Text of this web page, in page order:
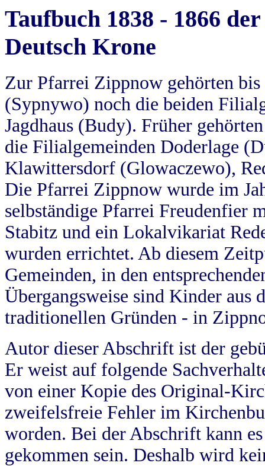
Taufbuch 1838 - 1866
Deutsch Krone
Zur Pfarrei Zippnow gehörten
(Sypnywo) noch die beiden
Jagdhaus (Budy). Früher
die Filialgemeinden Doderlage
Klawittersdorf (Glowaczewo),
Die Pfarrei Zippnow wurde im
selbständige Pfarrei Freudenfier
Stabitz und ein Lokalvikariat
wurden errichtet. Ab diesem
Gemeinden, in den
Übergangsweise sind Kinder aus
traditionellen Gründen - in
Autor dieser Abschrift ist der
Er weist auf folgende
von einer Kopie des Original-
zweifelsfreie Fehler im
worden. Bei der Abschrift kann
gekommen sein. Deshalb wird